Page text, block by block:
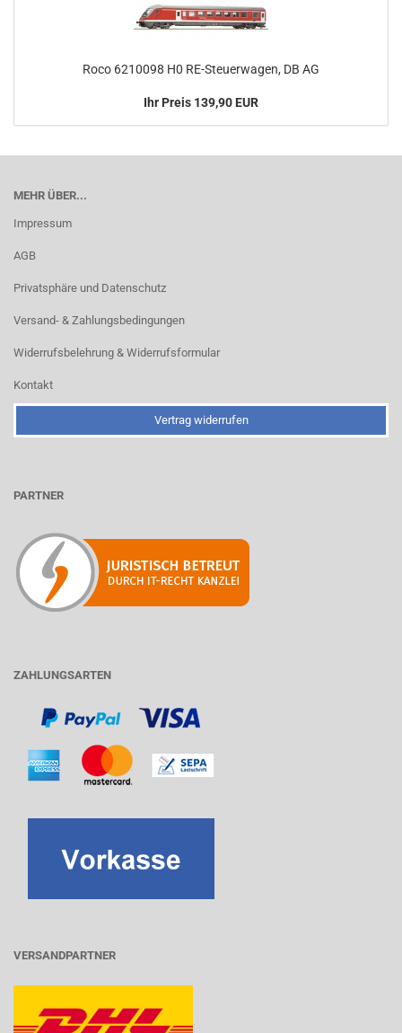
Roco 6210098 H0 RE-Steuerwagen, DB AG
Ihr Preis 139,90 EUR
MEHR ÜBER...
Impressum
AGB
Privatsphäre und Datenschutz
Versand- & Zahlungsbedingungen
Widerrufsbelehrung & Widerrufsformular
Kontakt
Vertrag widerrufen
PARTNER
ZAHLUNGSARTEN
VERSANDPARTNER